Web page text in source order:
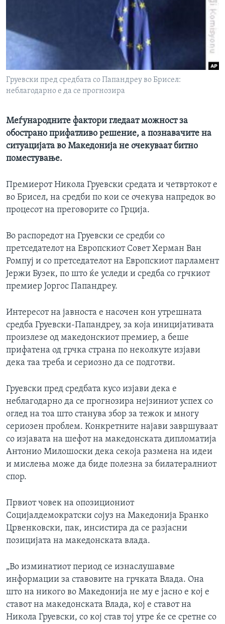
Груевски пред средбата со Папандреу во Брисел:
неблагодарно е да се прогнозира
Меѓународните фактори гледаат можност за
обострано прифатливо решение, а познавачите на
ситуацијата во Македонија не очекуваат битно
поместување.
Премиерот Никола Груевски средата и четвртокот е
во Брисел, на средби по кои се очекува напредок во
процесот на преговорите со Грција.
Во распоредот на Груевски се средби со
претседателот на Европскиот Совет Херман Ван
Ромпуј и со претседателот на Европскиот парламент
Јержи Бузек, по што ќе уследи и средба со грчкиот
премиер Јоргос Папандреу.
Интересот на јавноста е насочен кон утрешната
средба Груевски-Папандреу, за која иницијативата
произлезе од македонскиот премиер, а беше
прифатена од грчка страна по неколкуте изјави
дека таа треба и сериозно да се подготви.
Груевски пред средбата кусо изјави дека е
неблагодарно да се прогнозира нејзиниот успех со
оглед на тоа што станува збор за тежок и многу
сериозен проблем. Конкретните најави завршуваат
со изјавата на шефот на македонската дипломатија
Антонио Милошоски дека секоја размена на идеи
и мислења може да биде полезна за билатералниот
спор.
Првиот човек на опозициониот
Социјалдемократски сојуз на Македонија Бранко
Црвенковски, пак, инсистира да се разјасни
позицијата на македонската влада.
„Во изминатиот период се изнаслушавме
информации за ставовите на грчката Влада. Она
што на никого во Македонија не му е јасно е кој е
ставот на македонската Влада, кој е ставот на
Никола Груевски, со кој став тој утре ќе се сретне со